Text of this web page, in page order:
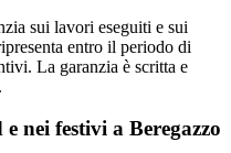
sui lavori eseguiti e sui
entro il periodo di
La garanzia è scritta e
nei festivi a Beregazzo